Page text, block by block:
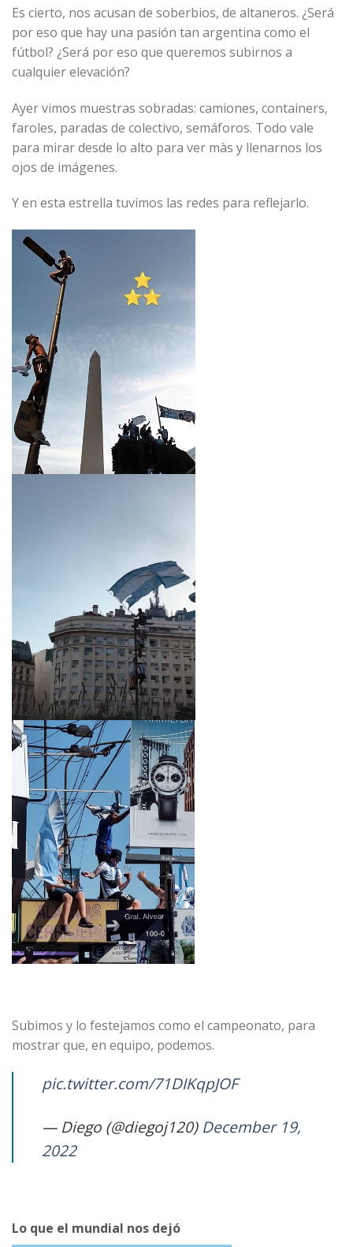
Es cierto, nos acusan de soberbios, de altaneros. ¿Será
por eso que hay una pasión tan argentina como el
fútbol? ¿Será por eso que queremos subirnos a
cualquier elevación?
Ayer vimos muestras sobradas: camiones, containers,
faroles, paradas de colectivo, semáforos. Todo vale
para mirar desde lo alto para ver màs y llenarnos los
ojos de imágenes.
Y en esta estrella tuvimos las redes para reflejarlo.
Subimos y lo festejamos como el campeonato, para
mostrar que, en equipo, podemos.
pic.twitter.com/71DIKqpJOF
— Diego (@diegoj120) December 19,
2022
Lo que el mundial nos dejó